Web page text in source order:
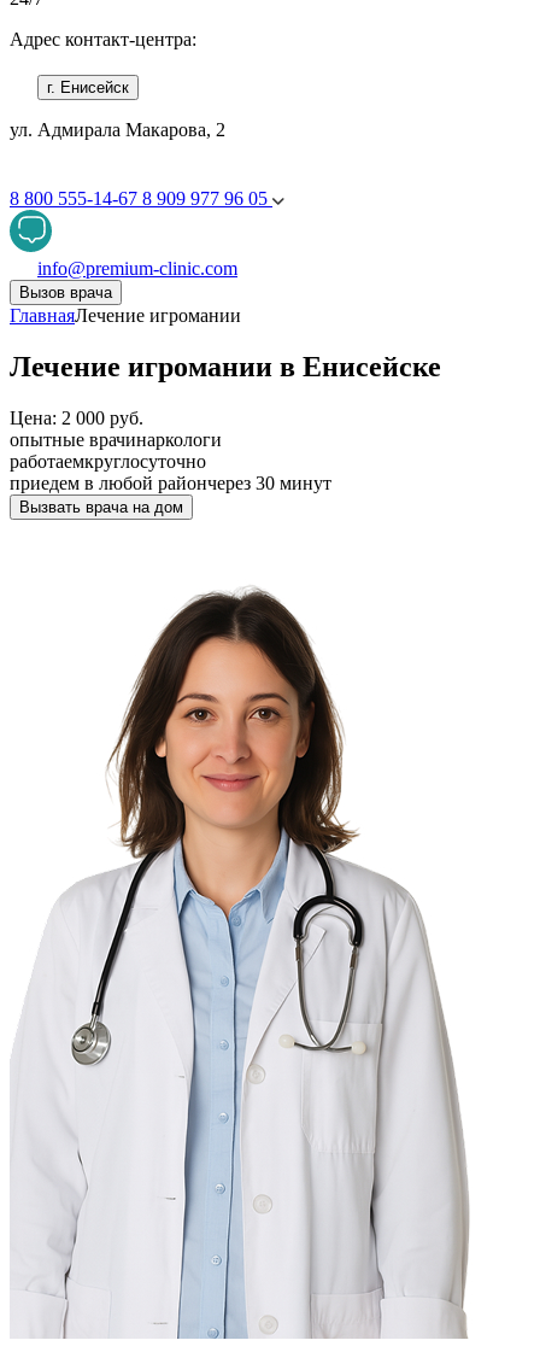
Адрес контакт-центра:
г. Енисейск
ул. Адмирала Макарова, 2
8 800 555-14-67 8 909 977 96 05
info@premium-clinic.com
Вызов врача
ГлавнаяЛечение игромании
Лечение игромании в Енисейске
Цена: 2 000 руб.
опытные врачинаркологи
работаемкруглосуточно
приедем в любой райончерез 30 минут
Вызвать врача на дом